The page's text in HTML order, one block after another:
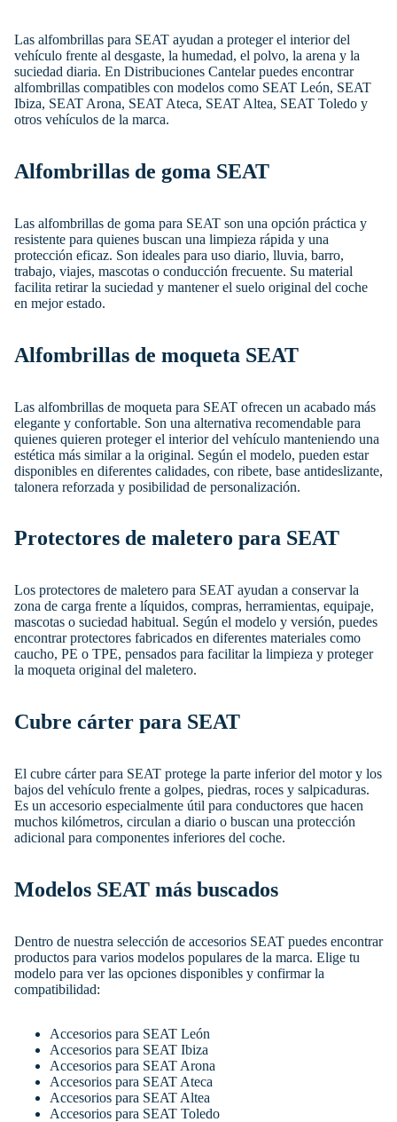
Las alfombrillas para SEAT ayudan a proteger el interior del
vehículo frente al desgaste, la humedad, el polvo, la arena y la
suciedad diaria. En Distribuciones Cantelar puedes encontrar
alfombrillas compatibles con modelos como SEAT León, SEAT
Ibiza, SEAT Arona, SEAT Ateca, SEAT Altea, SEAT Toledo y
otros vehículos de la marca.
Alfombrillas de goma SEAT
Las alfombrillas de goma para SEAT son una opción práctica y
resistente para quienes buscan una limpieza rápida y una
protección eficaz. Son ideales para uso diario, lluvia, barro,
trabajo, viajes, mascotas o conducción frecuente. Su material
facilita retirar la suciedad y mantener el suelo original del coche
en mejor estado.
Alfombrillas de moqueta SEAT
Las alfombrillas de moqueta para SEAT ofrecen un acabado más
elegante y confortable. Son una alternativa recomendable para
quienes quieren proteger el interior del vehículo manteniendo una
estética más similar a la original. Según el modelo, pueden estar
disponibles en diferentes calidades, con ribete, base antideslizante,
talonera reforzada y posibilidad de personalización.
Protectores de maletero para SEAT
Los protectores de maletero para SEAT ayudan a conservar la
zona de carga frente a líquidos, compras, herramientas, equipaje,
mascotas o suciedad habitual. Según el modelo y versión, puedes
encontrar protectores fabricados en diferentes materiales como
caucho, PE o TPE, pensados para facilitar la limpieza y proteger
la moqueta original del maletero.
Cubre cárter para SEAT
El cubre cárter para SEAT protege la parte inferior del motor y los
bajos del vehículo frente a golpes, piedras, roces y salpicaduras.
Es un accesorio especialmente útil para conductores que hacen
muchos kilómetros, circulan a diario o buscan una protección
adicional para componentes inferiores del coche.
Modelos SEAT más buscados
Dentro de nuestra selección de accesorios SEAT puedes encontrar
productos para varios modelos populares de la marca. Elige tu
modelo para ver las opciones disponibles y confirmar la
compatibilidad:
Accesorios para SEAT León
Accesorios para SEAT Ibiza
Accesorios para SEAT Arona
Accesorios para SEAT Ateca
Accesorios para SEAT Altea
Accesorios para SEAT Toledo